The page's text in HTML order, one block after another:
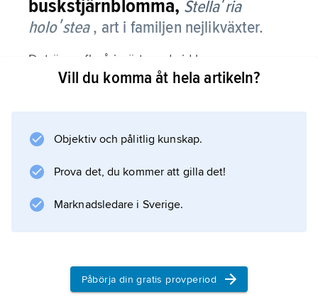
buskstjärnblomma, Stellaʹria
holoʹstea, art i familjen nejlikväxter.
Det är en flerårig ört med vid basen
nedliggande, därifrån upprätta, fyrkantiga,
Blommorna, som är stora och vita och har
knippe. Blomningen inträffar i maj–juni. Arten
Information om artikeln
Vill du komma åt hela artikeln?
Objektiv och pålitlig kunskap.
Prova det, du kommer att gilla det!
Marknadsledare i Sverige.
Påbörja din gratis provperiod